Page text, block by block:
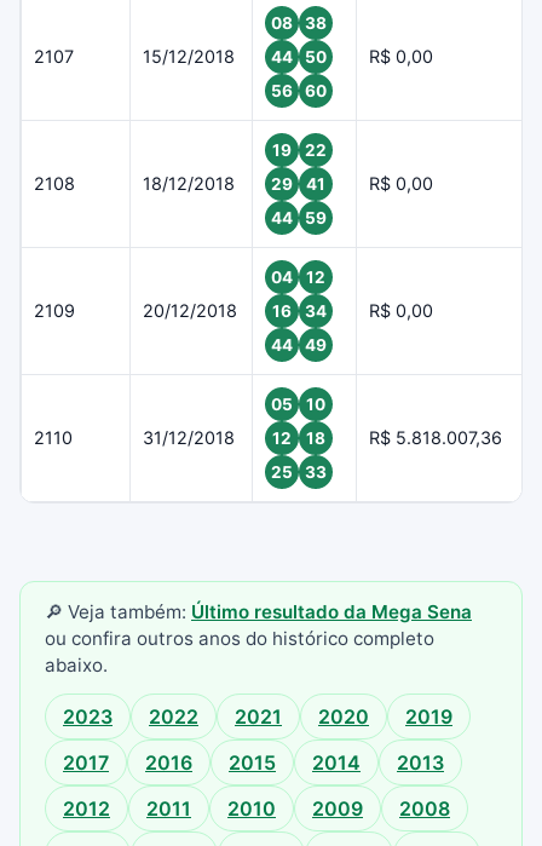
2107 15/12/2018
08
38
44
50
56
60
R$ 0,00
2108 18/12/2018
19
22
29
41
44
59
R$ 0,00
2109 20/12/2018
04
12
16
34
44
49
R$ 0,00
2110 31/12/2018
05
10
12
18
25
33
R$ 5.818.007,36
🔎 Veja também: Último resultado da Mega Sena
ou confira outros anos do histórico completo
abaixo.
2023 2022 2021 2020
2019
2017
2016 2015 2014
2013
2012
2011 2010 2009
2008